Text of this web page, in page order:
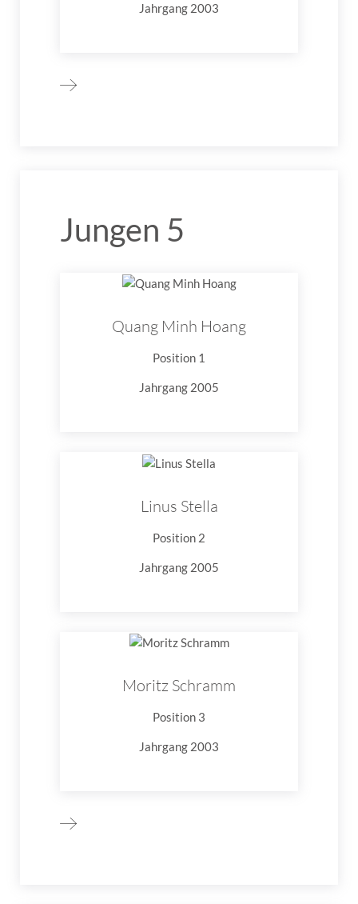
Jahrgang 2003
Jungen 5
Quang Minh Hoang
Position 1
Jahrgang 2005
Linus Stella
Position 2
Jahrgang 2005
Moritz Schramm
Position 3
Jahrgang 2003